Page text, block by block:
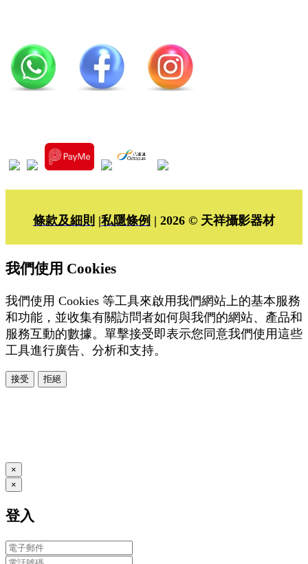
條款及細則 |私隱條例 | 2026 © 天祥攝影器材
我們使用 Cookies
我們使用 Cookies 等工具來啟用我們網站上的基本服務
和功能，並收集有關訪問者如何與我們的網站、產品和
服務互動的數據。單擊接受即表示您同意我們使用這些
工具進行廣告、分析和支持。
接受 拒絕
×
×
登入